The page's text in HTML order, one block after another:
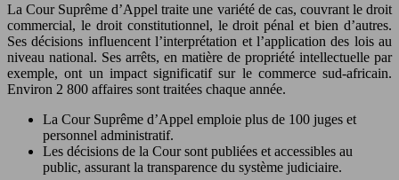
La Cour Suprême d’Appel traite une variété de cas, couvrant le droit
commercial, le droit constitutionnel, le droit pénal et bien d’autres.
Ses décisions influencent l’interprétation et l’application des lois au
niveau national. Ses arrêts, en matière de propriété intellectuelle par
exemple, ont un impact significatif sur le commerce sud-africain.
Environ 2 800 affaires sont traitées chaque année.
La Cour Suprême d’Appel emploie plus de 100 juges et
personnel administratif.
Les décisions de la Cour sont publiées et accessibles au
public, assurant la transparence du système judiciaire.